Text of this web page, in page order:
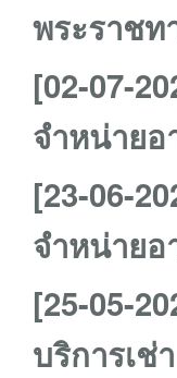
พระราช
[02-07-
จำหน่าย
[23-06-
จำหน่าย
[25-05-
บริการเ